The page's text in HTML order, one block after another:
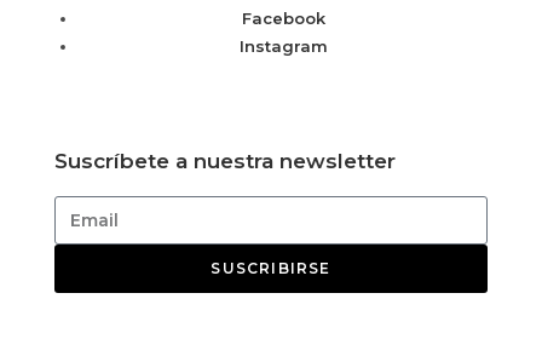
Facebook
Instagram
Suscríbete a nuestra newsletter
SUSCRIBIRSE